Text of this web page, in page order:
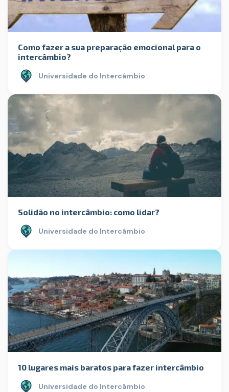
Como fazer a sua preparação emocional para o
intercâmbio?
Universidade do Intercâmbio
Solidão no intercâmbio: como lidar?
Universidade do Intercâmbio
10 lugares mais baratos para fazer intercâmbio
Universidade do Intercâmbio